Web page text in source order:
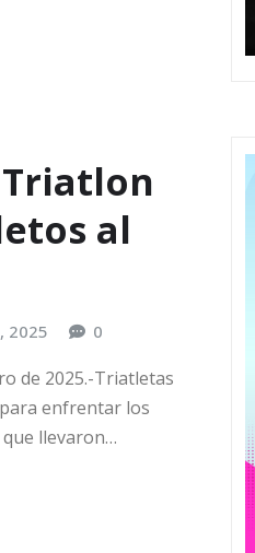
al
2025 0
de 2025.-Triatletas
enfrentar los
que llevaron…